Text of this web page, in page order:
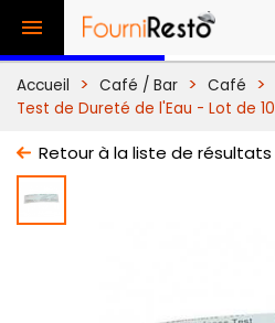

Accueil Café / Bar Café
Test de Dureté de l'Eau - Lot de 10
Retour à la liste de résultats